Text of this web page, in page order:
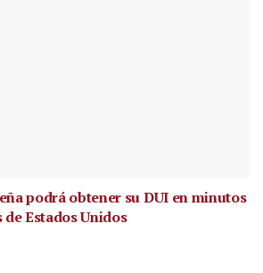
podrá obtener su DUI en minutos
Estados Unidos